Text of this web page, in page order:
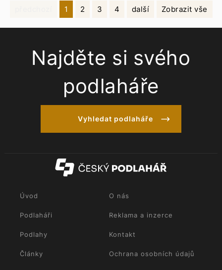
1 2 3 4 další Zobrazit vše
Najděte si svého
podlaháře
Vyhledat podlaháře
Úvod O nás
Podlaháři Reklama a inzerce
Podlahy Kontakt
Články Ochrana osobních údajů